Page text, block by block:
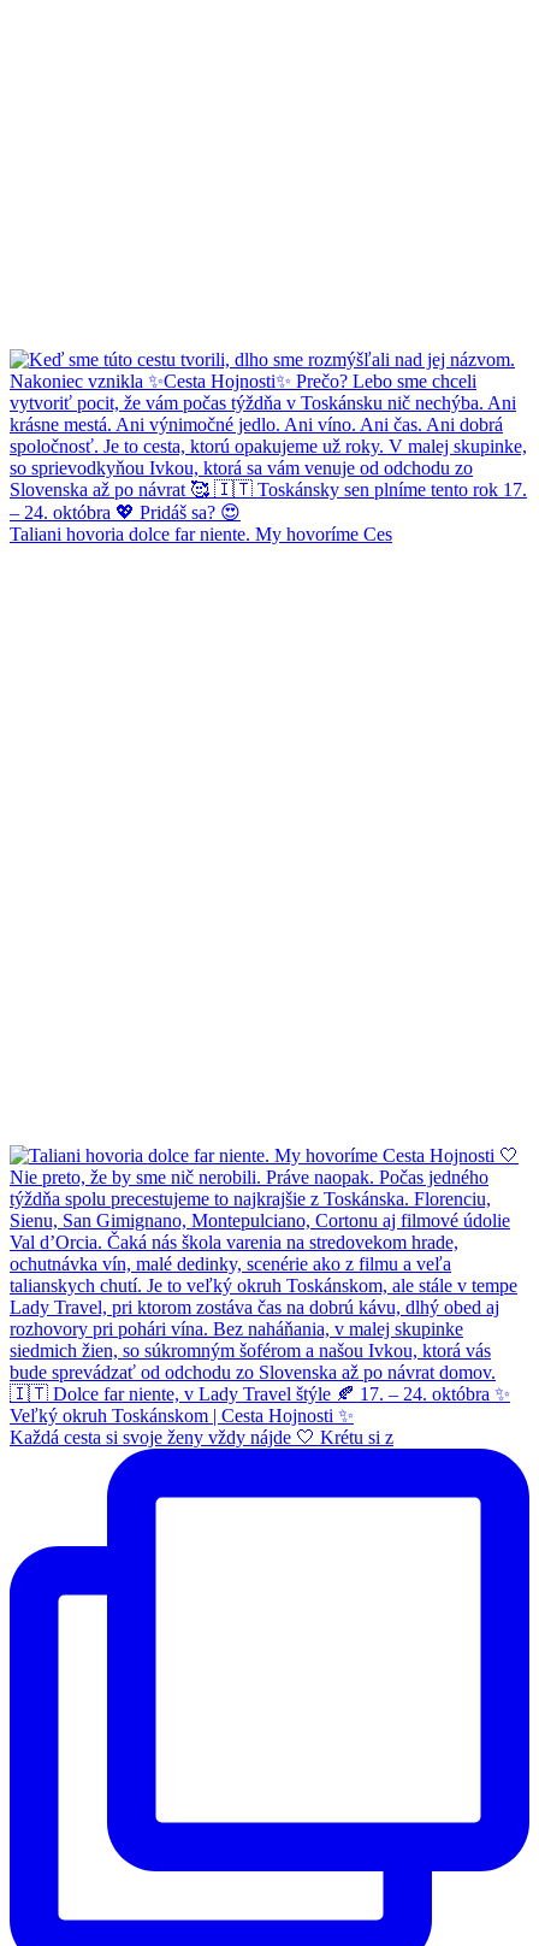
Taliani hovoria dolce far niente. My hovoríme Ces
Každá cesta si svoje ženy vždy nájde 🤍 Krétu si z